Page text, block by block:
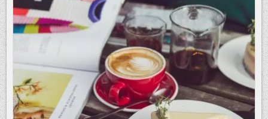
REFORM
/
BVKJ-
SPRECHER
MASKE:
„WARTEZEITEN
BEI
PSYCHISCHEN
LEIDEN
SCHON
JETZT
KAUM
AUSZUHALTEN“-
„DAS
ALLES